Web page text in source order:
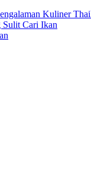
Kuliner
Sulit Cari Ikan